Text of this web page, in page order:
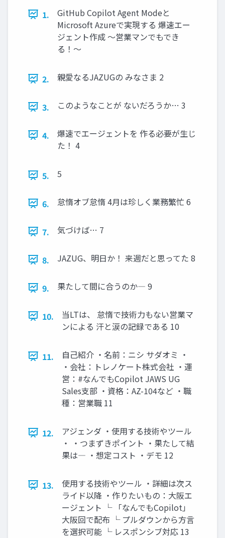
1.
GitHub Copilot Agent Modeと
Microsoft Azureで実現する 爆速エー
ジェント作成 〜営業マンでもでき
る！〜
2. 親愛なるJAZUGの みなさま 2
3. このようなことが ないだろうか… 3
4.
爆速でエージェントを 作る必要が生じ
た！ 4
5. 5
6. 怠惰オブ怠惰 4月は珍しく業務繁忙 6
7. 気づけば… 7
8. JAZUG、明日か！ 来週だと思ってた 8
9. 果たして間に合うのか― 9
10.
当LTは、 怠惰で技術力もない営業マ
ンによる 汗と涙の記録である 10
11.
自己紹介 ・名前：ニシ サダオミ ・
・会社：トレノケート株式会社 ・運
営：#なんでもCopilot JAWS UG
Sales支部 ・資格：AZ-104など ・職
種：営業職 11
12.
アジェンダ ・使用する技術やツール
・ ・つまずきポイント ・果たして結
果は― ・想定コスト ・デモ 12
13.
使用する技術やツール ・詳細は次ス
ライド以降 ・作りたいもの：大阪エ
ージェント └ 「なんでもCopilot」
大阪回で配布 └ プルダウンから方言
を選択可能 └ レスポンシブ対応 13